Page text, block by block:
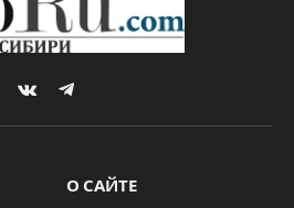
VKontakteTelegram
О САЙТЕ